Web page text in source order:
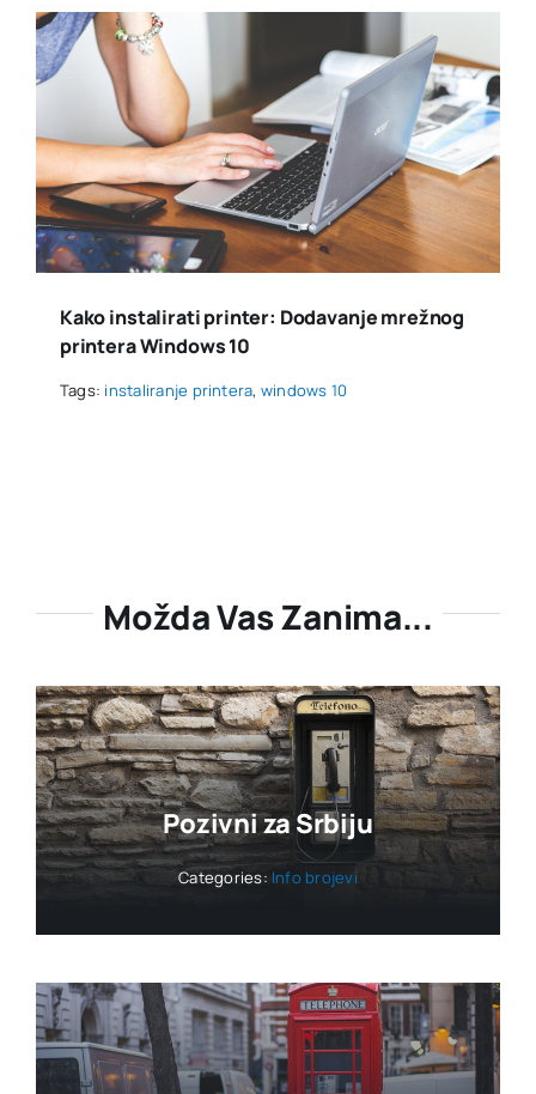
Kako instalirati printer: Dodavanje mrežnog
printera Windows 10
Tags: instaliranje printera, windows 10
Možda Vas Zanima...
Pozivni za Srbiju
Categories: Info brojevi